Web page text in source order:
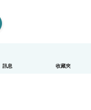
訊息 收藏夾